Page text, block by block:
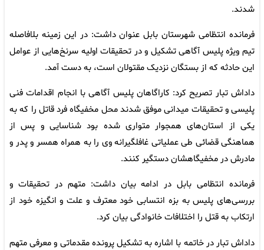
شدند.
فرمانده انتظامی شهرستان بابل عنوان داشت: در این زمینه بلافاصله
تیم ویژه پلیس آگاهی تشکیل و در تحقیقات اولیه سرنخ‌هایی از عوامل
این حادثه که از بستگان نزدیک مقتولان است، به دست آمد.
داداش تبار تصریح کرد: کاراگاهان پلیس آگاهی با انجام اقدامات فنی
پلیسی و تحقیقات میدانی موفق شدند محل مخفیگاه فرد قاتل را که به
یکی از استان‌های همجوار متواری شده بود شناسایی و پس از
هماهنگی قضائی طی عملیاتی غافلگیرانه وی را به همراه همسر و پدر و
مادرش در مخفیگاهشان دستگیر کنند.
فرمانده انتظامی بابل در ادامه بیان داشت: متهم در تحقیقات و
بررسی‌های پلیس به بزه انتسابی خود معترف و علت و انگیزه خود از
ارتکاب به قتل را اختلافات خانوادگی بیان کرد.
داداش تبار در خاتمه با اشاره به تشکیل پرونده مقدماتی و معرفی متهم